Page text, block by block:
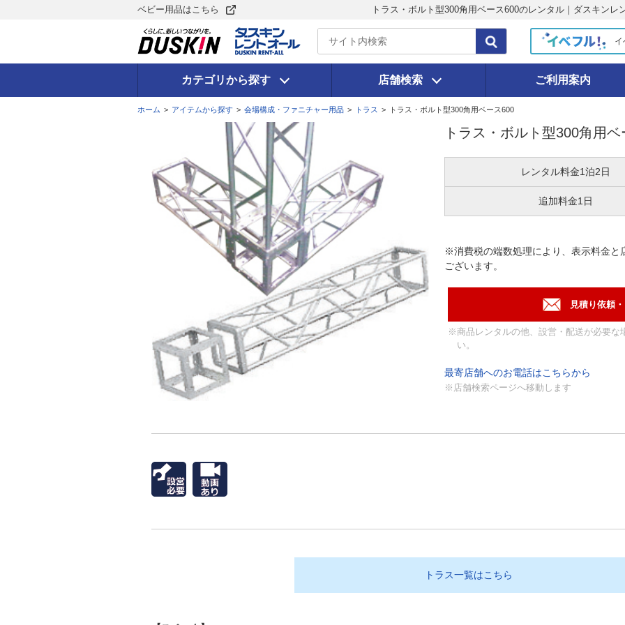
ベビー用品はこちら トラス・ボルト型300角用ベース600のレンタル｜ダスキンレ
イ
カテゴリから探す 店舗検索 ご利用案内
ホーム > アイテムから探す > 会場構成・ファニチャー用品 > トラス > トラス・ボルト型300角用ベース600
トラス・ボルト型300角用
レンタル料金1泊2日
追加料金1日
※消費税の端数処理により、表示料金と
ございます。
※商品レンタルの他、設営・配送が必要な
い。
最寄店舗へのお電話はこちらから
※店舗検索ページへ移動します
トラス一覧はこちら